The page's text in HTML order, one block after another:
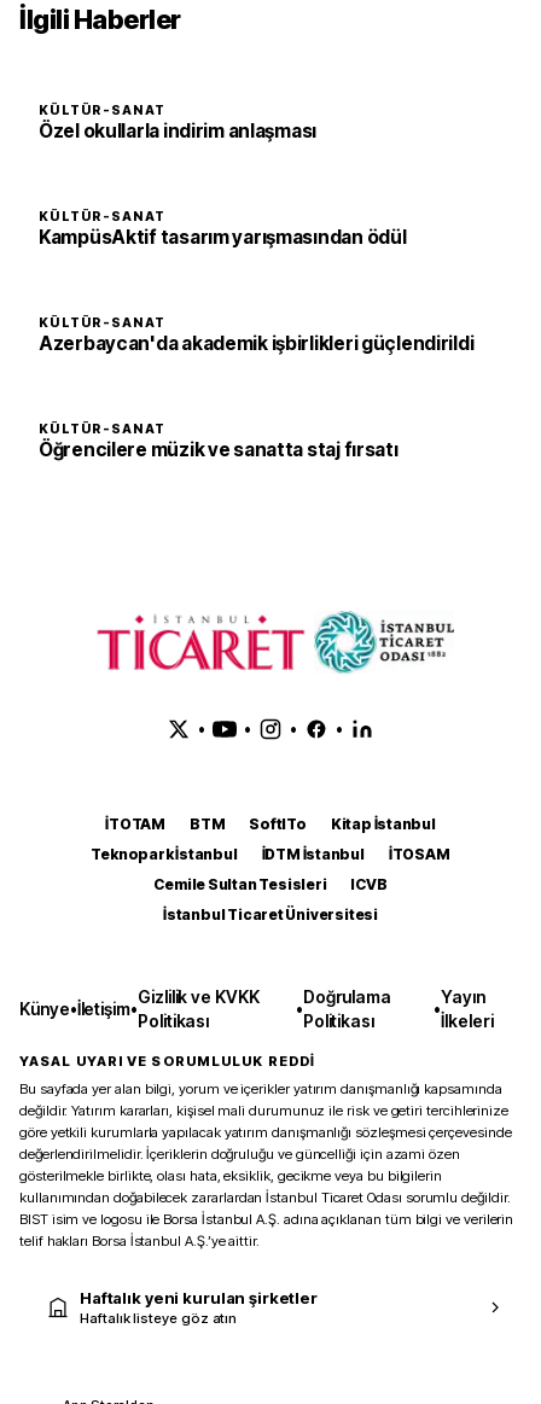
İlgili Haberler
KÜLTÜR-SANAT
Özel okullarla indirim anlaşması
KÜLTÜR-SANAT
KampüsAktif tasarım yarışmasından ödül
KÜLTÜR-SANAT
Azerbaycan'da akademik işbirlikleri güçlendirildi
KÜLTÜR-SANAT
Öğrencilere müzik ve sanatta staj fırsatı
• • • •
İTOTAM BTM SoftITo
Kitap İstanbul
Teknopark İstanbul
İDTM İstanbul
İTOSAM
Cemile Sultan Tesisleri
ICVB
İstanbul Ticaret Üniversitesi
Künye•İletişim•
Gizlilik ve KVKK
Politikası
•
Doğrulama
Politikası
•
Yayın
İlkeleri
YASAL UYARI VE SORUMLULUK REDDİ
Bu sayfada yer alan bilgi, yorum ve içerikler yatırım danışmanlığı kapsamında
değildir. Yatırım kararları, kişisel mali durumunuz ile risk ve getiri tercihlerinize
göre yetkili kurumlarla yapılacak yatırım danışmanlığı sözleşmesi çerçevesinde
değerlendirilmelidir. İçeriklerin doğruluğu ve güncelliği için azami özen
gösterilmekle birlikte, olası hata, eksiklik, gecikme veya bu bilgilerin
kullanımından doğabilecek zararlardan İstanbul Ticaret Odası sorumlu değildir.
BIST isim ve logosu ile Borsa İstanbul A.Ş. adına açıklanan tüm bilgi ve verilerin
telif hakları Borsa İstanbul A.Ş.’ye aittir.
Haftalık yeni kurulan şirketler
Haftalık listeye göz atın